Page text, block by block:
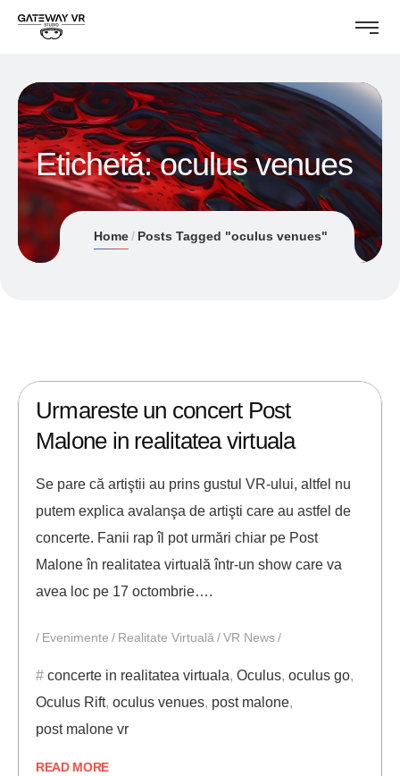
Etichetă:oculus venues
Home Posts Tagged "oculus venues"
Urmareste un concert Post
Malone in realitatea virtuala
Se pare că artiştii au prins gustul VR-ului, altfel nu
putem explica avalanşa de artişti care au astfel de
concerte. Fanii rap îl pot urmări chiar pe Post
Malone în realitatea virtuală într-un show care va
avea loc pe 17 octombrie….
Evenimente Realitate Virtuală VR News
concerte in realitatea virtuala, Oculus, oculus go,
Oculus Rift, oculus venues, post malone,
post malone vr
READ MORE